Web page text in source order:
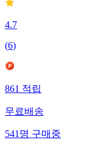
4.7
(6)
861 적립
무료배송
541 명 구매중